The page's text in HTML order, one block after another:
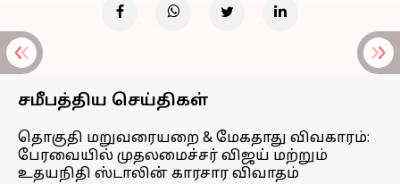
சமீபத்திய செய்திகள்
தொகுதி மறுவரையறை & மேகதாது விவகாரம்:
பேரவையில் முதலமைச்சர் விஜய் மற்றும்
உதயநிதி ஸ்டாலின் காரசார விவாதம்